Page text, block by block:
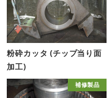
粉砕カッタ (チップ当り面
加工)
補修製品